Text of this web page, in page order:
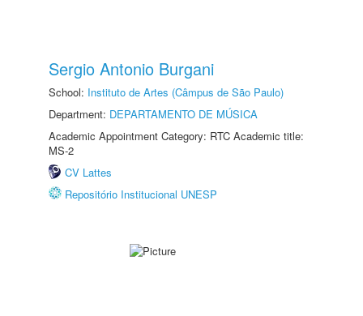
Sergio Antonio Burgani
School: Instituto de Artes (Câmpus de São Paulo)
Department: DEPARTAMENTO DE MÚSICA
Academic Appointment Category: RTC Academic title:
MS-2
CV Lattes
Repositório Institucional UNESP